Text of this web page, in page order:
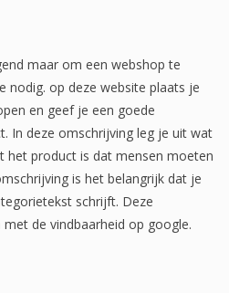
maar om een webshop te
nodig. op deze website plaats je
en geef je een goede
In deze omschrijving leg je uit wat
het product is dat mensen moeten
is het belangrijk dat je
schrijft. Deze
de vindbaarheid op google.